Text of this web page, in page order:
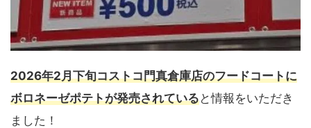
2026年2月下旬コストコ門真倉庫店のフードコートに
ボロネーゼポテトが発売されていると情報をいただき
ました！